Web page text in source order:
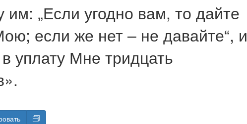
им: „Если угодно вам, то дайте
если же нет – не давайте“, и
уплату Мне тридцать